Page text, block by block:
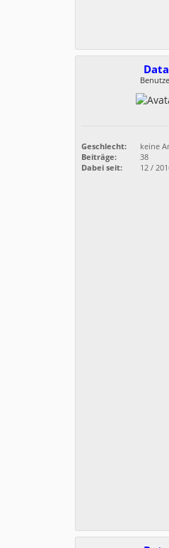
Data
Geschlecht:
keine
Beiträge:
38
Dabei seit:
12 /